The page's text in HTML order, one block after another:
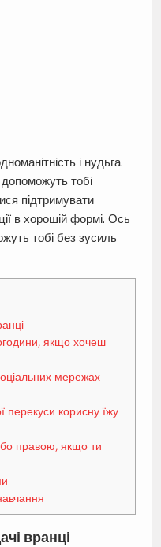
і нудьга.
допоможуть тобі
підтримувати
в хорошій формі. Ось
тобі без зусиль
якщо хочеш
мережах
перекуси корисну їжу
правою, якщо ти
вранці